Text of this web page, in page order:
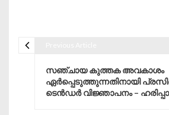
സഞ്ചായ കുത്തക അവകാശം
ഏർപ്പെടുത്തുന്നതിനായി
ടെൻഡർ വിജ്ഞാപനം –